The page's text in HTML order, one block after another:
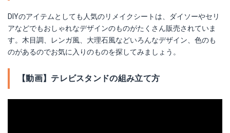
DIYのアイテムとしても人気のリメイクシートは、ダイソーやセリ
アなどでもおしゃれなデザインのものがたくさん販売されていま
す。木目調、レンガ風、大理石風などいろんなデザイン、色のも
のがあるのでお気に入りのものを探してみましょう。
【動画】テレビスタンドの組み立て方